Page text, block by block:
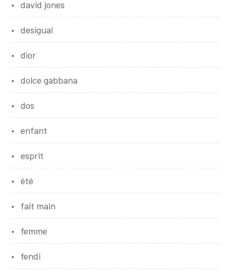
david jones
desigual
dior
dolce gabbana
dos
enfant
esprit
été
fait main
femme
fendi